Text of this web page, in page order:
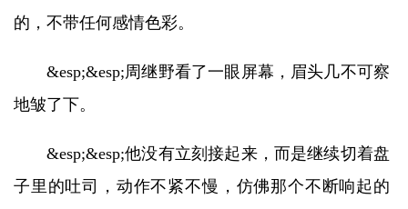
的，不带任何感情色彩。
&esp;&esp;周继野看了一眼屏幕，眉头几不可察
地皱了下。
&esp;&esp;他没有立刻接起来，而是继续切着盘
子里的吐司，动作不紧不慢，仿佛那个不断响起的